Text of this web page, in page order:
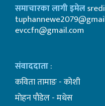
समाचारका लागी इमेल
evccfn@gmail.com
संवाददाता:
कविता तामाङ - कोशी
माेहन पाैडेल - मधेस